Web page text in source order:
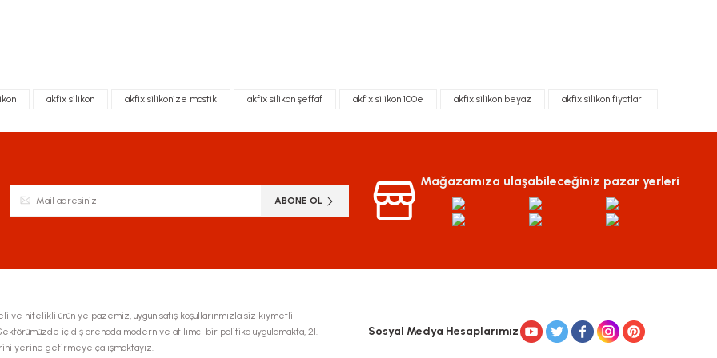
Bu ürüne ilk yorumu siz yapın!
Gönder
akfix silikon akfix silikonize mastik akfix silikon şeffaf akfix silikon 100e akfix silikon beyaz akfix silikon fiyatları
ABONE OL
Mağazamıza ulaşabileceğiniz pazar yerleri
ve nitelikli ürün yelpazemiz, uygun satış koşullarınmızla siz kıymetli
iç dış arenada modern ve atılımcı bir politika uygulamakta, 21.
yerine getirmeye çalışmaktayız.
Sosyal Medya Hesaplarımız